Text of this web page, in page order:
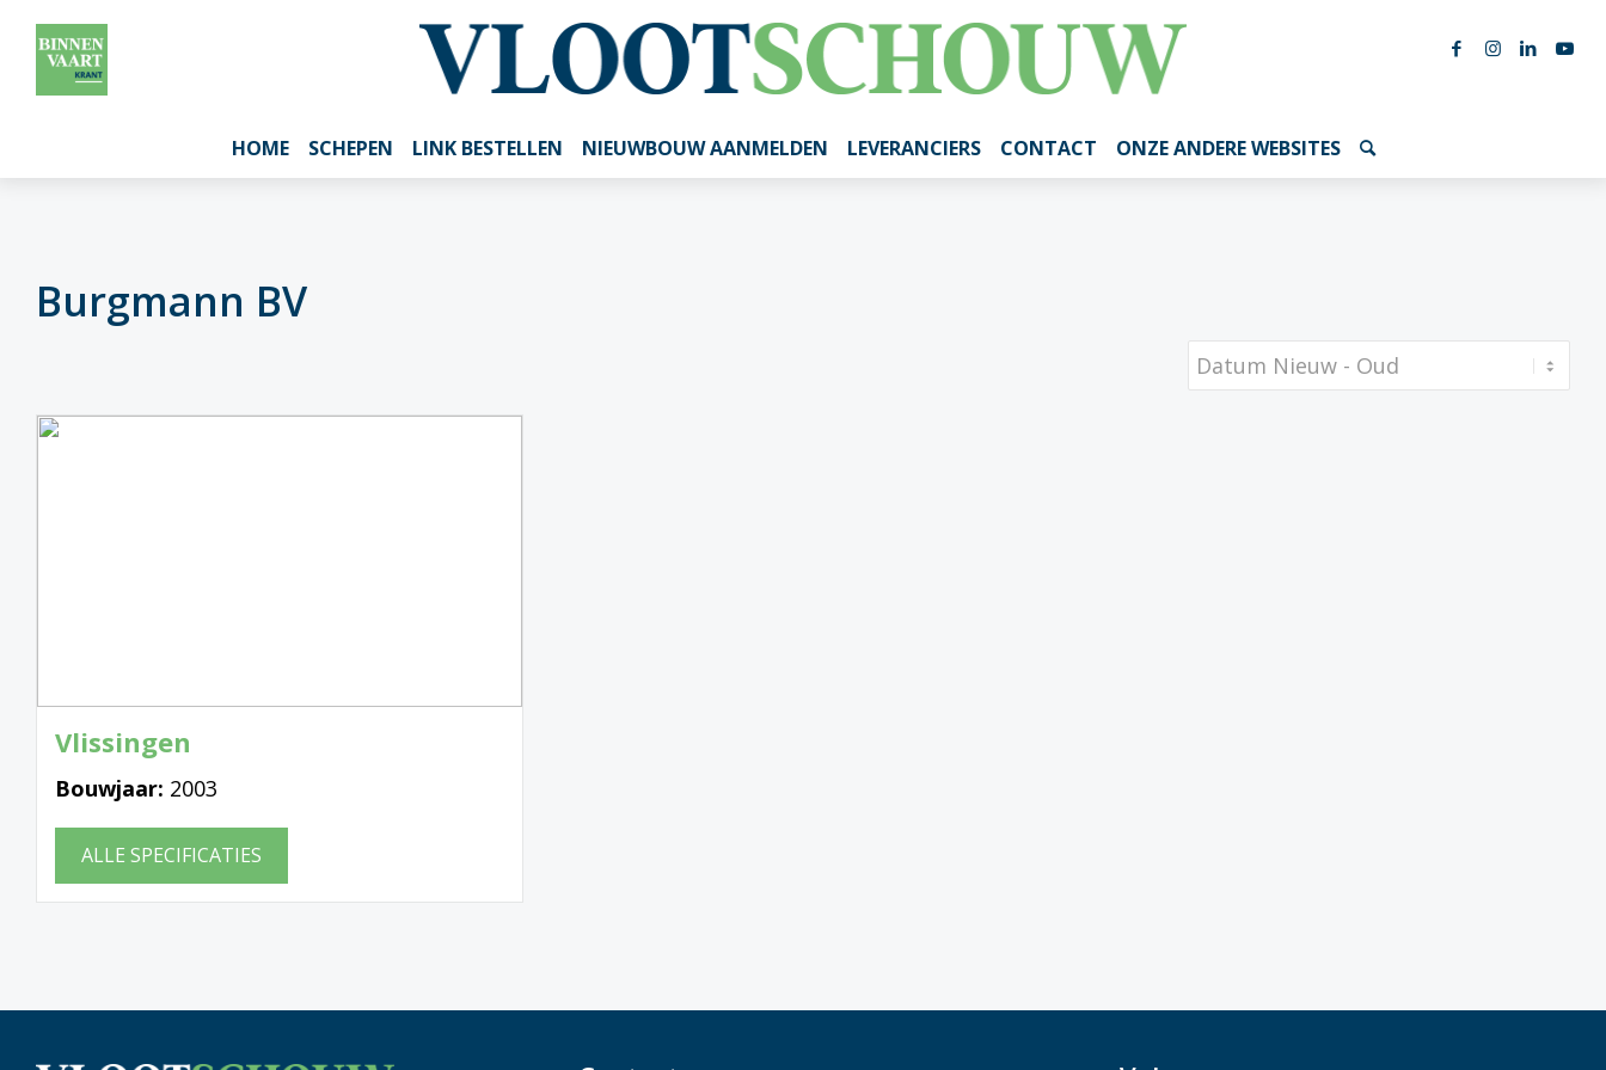
HOME SCHEPEN LINK BESTELLEN NIEUWBOUW AANMELDEN LEVERANCIERS CONTACT ONZE ANDERE WEBSITES
Burgmann BV
Vlissingen
Bouwjaar: 2003
ALLE SPECIFICATIES